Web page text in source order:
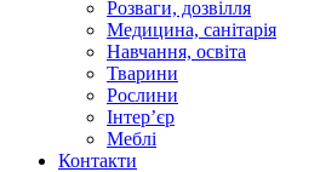
Розваги, дозвілля
Медицина, санітарія
Навчання, освіта
Тварини
Рослини
Інтер’єр
Меблі
Контакти